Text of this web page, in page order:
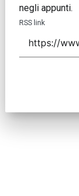
negli appunti.
RSS link